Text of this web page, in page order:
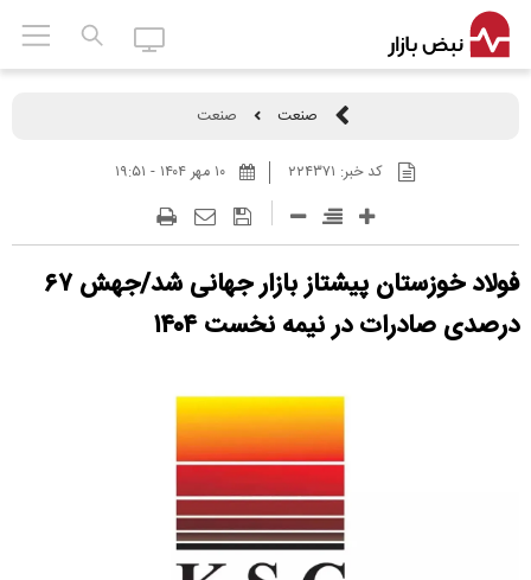
صنعت صنعت
کد خبر: ۲۲۴۳۷۱
فولاد خوزستان پیشتاز بازار جهانی شد/جهش ۶۷
درصدی صادرات در نیمه نخست ۱۴۰۴